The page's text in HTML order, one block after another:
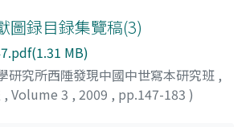
圖録目録集覽稿(3)
MB)
研究所西陲發現中國中世寫本研究班 ,
, Volume 3 , 2009 , pp.147-183 )